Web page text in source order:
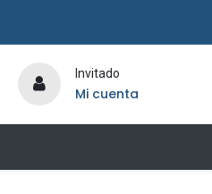
Invitado
Mi cuenta